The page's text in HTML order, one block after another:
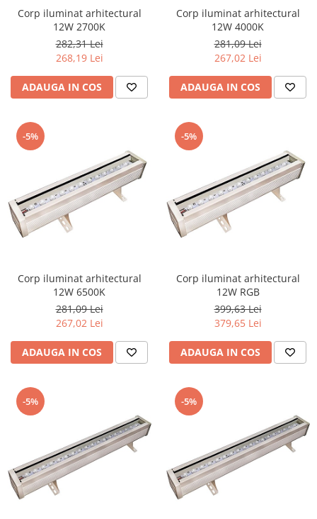
Corp iluminat arhitectural
12W 2700K
282,31 Lei
268,19 Lei
ADAUGA IN COS
Corp iluminat arhitectural
12W 4000K
281,09 Lei
267,02 Lei
ADAUGA IN COS
-5%
Corp iluminat arhitectural
12W 6500K
281,09 Lei
267,02 Lei
ADAUGA IN COS
-5%
Corp iluminat arhitectural
12W RGB
399,63 Lei
379,65 Lei
ADAUGA IN COS
-5% -5%